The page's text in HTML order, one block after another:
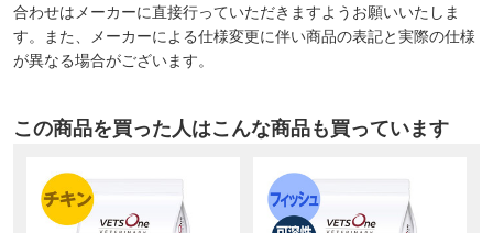
合わせはメーカーに直接行っていただきますようお願いいたしま
す。また、メーカーによる仕様変更に伴い商品の表記と実際の仕様
が異なる場合がございます。
この商品を買った人はこんな商品も買っています